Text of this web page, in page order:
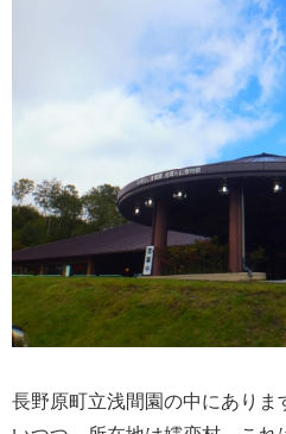
長野原町立浅間園の中にありま